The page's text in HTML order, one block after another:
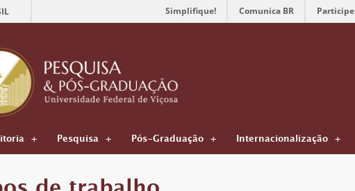
Simplifique! Comunica BR Participe
Pesquisa Pós-Graduação Internacionalização